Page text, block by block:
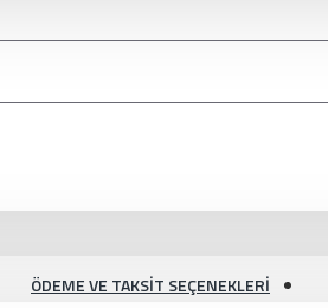
ÖDEME VE TAKSIT SEÇENEKLERI